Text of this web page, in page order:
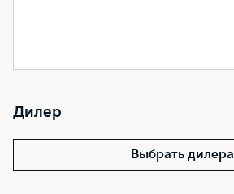
Дилер
Выбрать дилера